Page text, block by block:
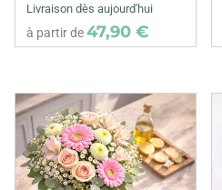
Livraison dès aujourd'hui
à partir de47,90 €